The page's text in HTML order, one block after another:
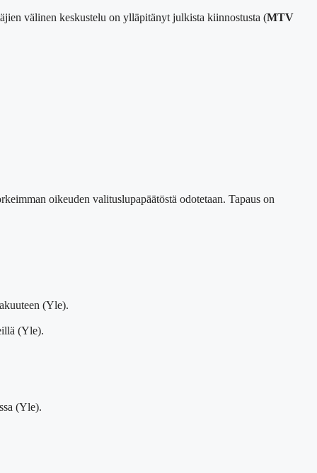
välinen keskustelu on ylläpitänyt julkista kiinnostusta (MTV
oikeuden valituslupapäätöstä odotetaan. Tapaus on
(Yle).
(Yle).
(Yle).